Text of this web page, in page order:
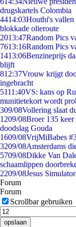
drugskartels Colombia
4414:03Houthi's vallen
blokkade olieroute
2013:47Random Pics
7613:16Random Pics
1413:06Benzineprijs
blijft
812:37Vrouw krijgt
ingebracht
5111:40VS: kans op
munitietekort wordt
309/08Vollering slaat
1209/08Broer 135 keer
doodslag Gouda
1609/08VrijMiBabes
3209/08Amsterdams
5709/08Dikke Van
schaamlippen
2209/08Jesus
Forum
Forum
Scrollbar gebruiken
opslaan